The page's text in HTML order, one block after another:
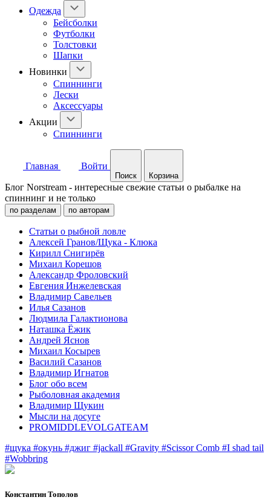
Одежда
Бейсболки
Футболки
Толстовки
Шапки
Новинки
Спиннинги
Лески
Аксессуары
Акции
Спиннинги
Главная Войти
Поиск Корзина
Блог Norstream - интересные свежие статьи о рыбалке на
спиннинг и не только
по разделам по авторам
Статьи о рыбной ловле
Алексей Гранов/Щука - Клюка
Кирилл Снигирёв
Михаил Корешов
Александр Фроловский
Евгения Инжелевская
Владимир Савельев
Илья Сазанов
Людмила Галактионова
Наташка Ёжик
Андрей Яснов
Михаил Косырев
Василий Сазанов
Владимир Игнатов
Блог обо всем
Рыболовная академия
Владимир Щукин
Мысли на досуге
PROMIDDLEVOLGATEAM
#щука #окунь #джиг #jackall #Gravity #Scissor Comb #I shad tail
#Wobbring
Константин Тополов